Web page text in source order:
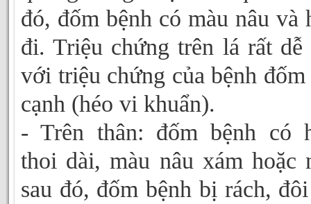
đó, đốm bệnh có màu nâu và
đi. Triệu chứng trên lá rất dễ
với triệu chứng của bệnh đốm
cạnh (héo vi khuẩn).
- Trên thân: đốm bệnh có
thoi dài, màu nâu xám hoặc
sau đó, đốm bệnh bị rách,